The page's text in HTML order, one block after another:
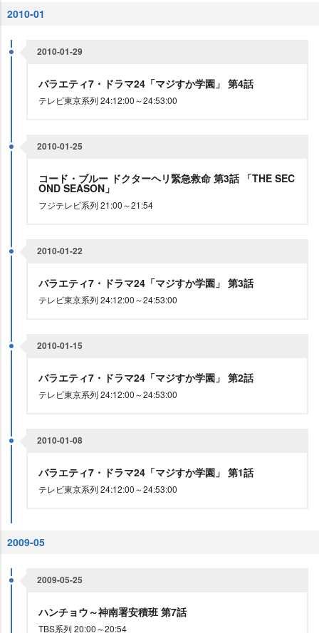
2010-01
2010-01-29
バラエティ7・ドラマ24「マジすか学園」 第4話
テレビ東京系列 24:12:00～24:53:00
2010-01-25
コード・ブルー ドクターヘリ緊急救命 第3話 「THE SEC
OND SEASON」
フジテレビ系列 21:00～21:54
2010-01-22
バラエティ7・ドラマ24「マジすか学園」 第3話
テレビ東京系列 24:12:00～24:53:00
2010-01-15
バラエティ7・ドラマ24「マジすか学園」 第2話
テレビ東京系列 24:12:00～24:53:00
2010-01-08
バラエティ7・ドラマ24「マジすか学園」 第1話
テレビ東京系列 24:12:00～24:53:00
2009-05
2009-05-25
ハンチョウ～神南署安積班 第7話
TBS系列 20:00～20:54